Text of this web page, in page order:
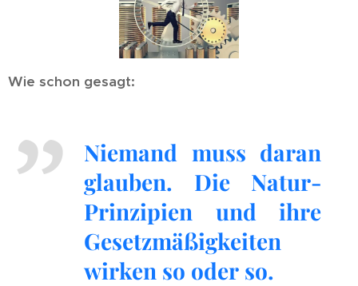
Wie schon gesagt:
Niemand muss daran
glauben. Die Natur-
Prinzipien und ihre
Gesetzmäßigkeiten
wirken so oder so.